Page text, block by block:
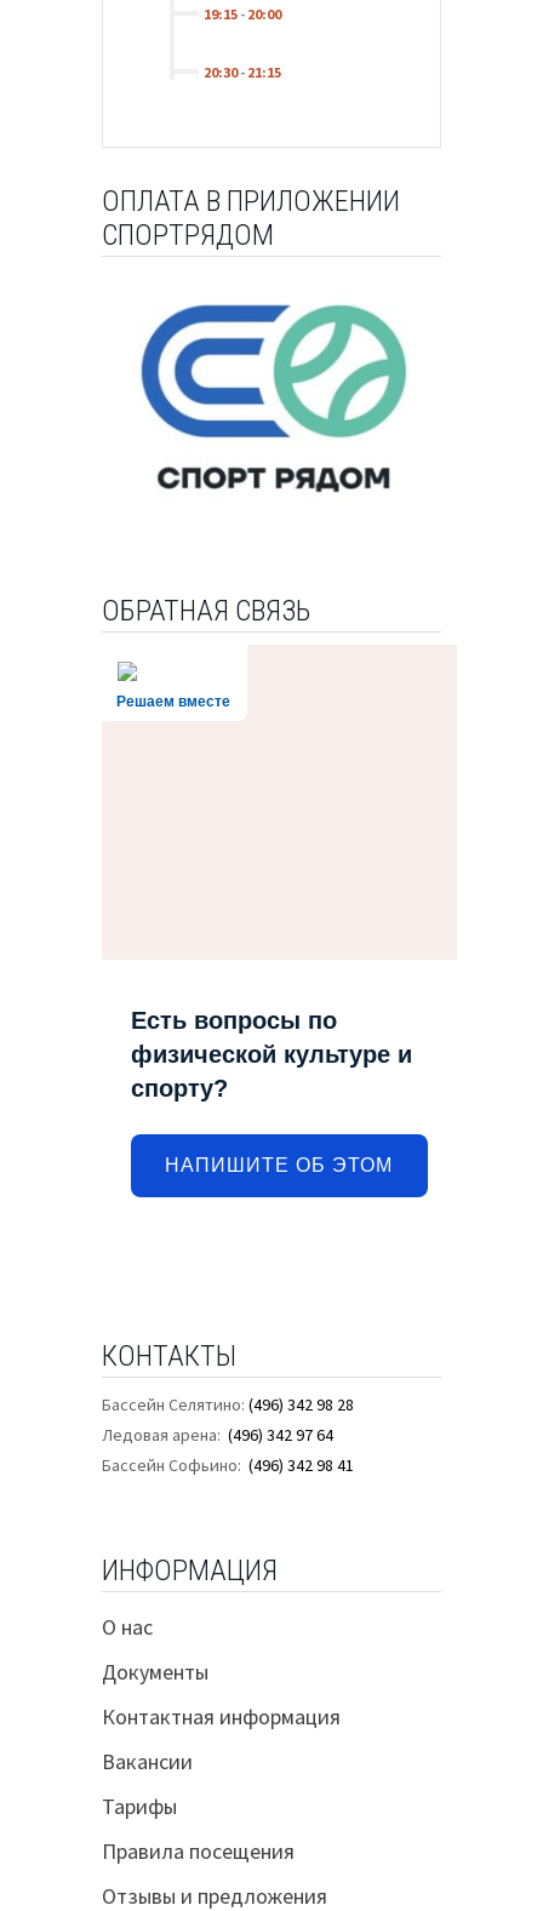
19:15- 20:00
20:30- 21:15
ОПЛАТА В ПРИЛОЖЕНИИ
СПОРТРЯДОМ
ОБРАТНАЯ СВЯЗЬ
Решаем вместе
Есть вопросы по
физической культуре и
спорту?
НАПИШИТЕ ОБ ЭТОМ
КОНТАКТЫ
Бассейн Селятино: (496) 342 98 28
Ледовая арена: (496) 342 97 64
Бассейн Софьино: (496) 342 98 41
ИНФОРМАЦИЯ
О нас
Документы
Контактная информация
Вакансии
Тарифы
Правила посещения
Отзывы и предложения